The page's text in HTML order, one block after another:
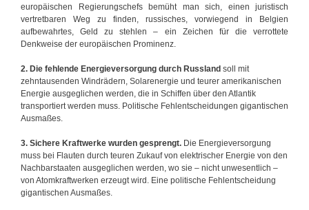
europäischen Regierungschefs bemüht man sich, einen juristisch
vertretbaren Weg zu finden, russisches, vorwiegend in Belgien
aufbewahrtes, Geld zu stehlen – ein Zeichen für die verrottete
Denkweise der europäischen Prominenz.
2. Die fehlende Energieversorgung durch Russland soll mit
zehntausenden Windrädern, Solarenergie und teurer amerikanischen
Energie ausgeglichen werden, die in Schiffen über den Atlantik
transportiert werden muss. Politische Fehlentscheidungen gigantischen
Ausmaßes.
3. Sichere Kraftwerke wurden gesprengt. Die Energieversorgung
muss bei Flauten durch teuren Zukauf von elektrischer Energie von den
Nachbarstaaten ausgeglichen werden, wo sie – nicht unwesentlich –
von Atomkraftwerken erzeugt wird. Eine politische Fehlentscheidung
gigantischen Ausmaßes.